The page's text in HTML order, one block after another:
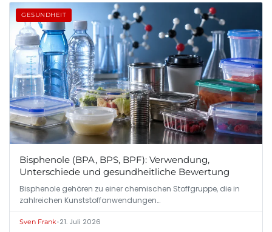
GESUNDHEIT
Bisphenole (BPA, BPS, BPF): Verwendung,
Unterschiede und gesundheitliche Bewertung
Bisphenole gehören zu einer chemischen Stoffgruppe, die in
zahlreichen Kunststoffanwendungen…
Sven Frank•21. Juli 2026